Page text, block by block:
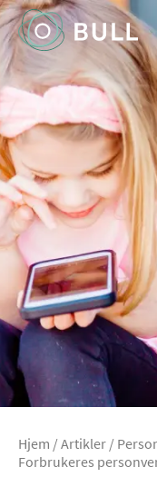
Hjem /Artikler /
Forbrukeres